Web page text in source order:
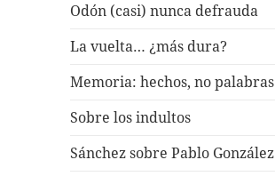
Odón (casi) nunca defrauda
La vuelta… ¿más dura?
Memoria: hechos, no palabras
Sobre los indultos
Sánchez sobre Pablo González